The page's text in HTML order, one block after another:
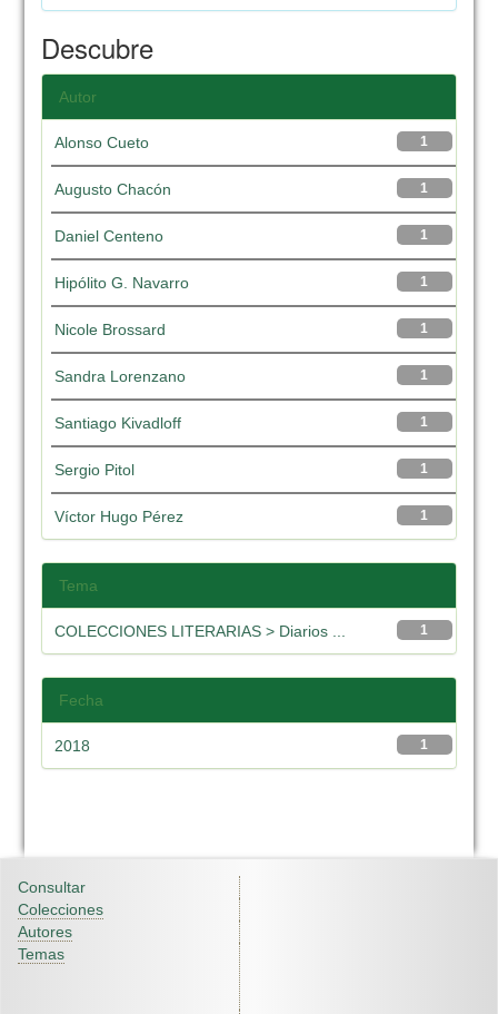
Descubre
Autor
1
Alonso Cueto
1
Augusto Chacón
1
Daniel Centeno
1
Hipólito G. Navarro
1
Nicole Brossard
1
Sandra Lorenzano
1
Santiago Kivadloff
1
Sergio Pitol
1
Víctor Hugo Pérez
Tema
1
COLECCIONES LITERARIAS > Diarios ...
Fecha
1
2018
Consultar
Colecciones
Autores
Temas